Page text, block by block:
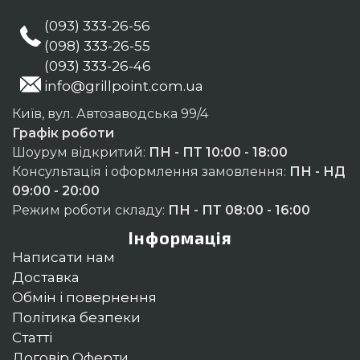
(093) 333-26-56
(098) 333-26-55
(093) 333-26-46
info@grillpoint.com.ua
Київ, вул. Автозаводська 99/4
Графік роботи
Шоурум відкритий: ПН - ПТ 10:00 - 18:00
Консультація і оформлення замовлення: ПН - НД
09:00 - 20:00
Режим роботи складу: ПН - ПТ 08:00 - 16:00
Інформація
Написати нам
Доставка
Обмін і повернення
Політика безпеки
Статті